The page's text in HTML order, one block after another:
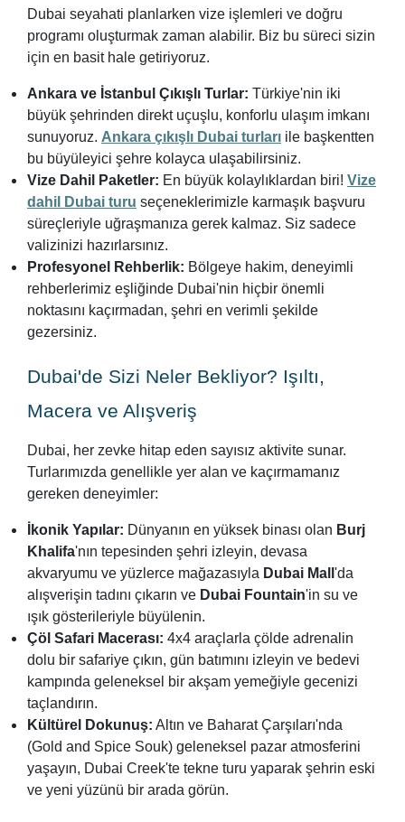
Dubai seyahati planlarken vize işlemleri ve doğru
programı oluşturmak zaman alabilir. Biz bu süreci sizin
için en basit hale getiriyoruz.
Ankara ve İstanbul Çıkışlı Turlar: Türkiye'nin iki
büyük şehrinden direkt uçuşlu, konforlu ulaşım imkanı
sunuyoruz. Ankara çıkışlı Dubai turları ile başkentten
bu büyüleyici şehre kolayca ulaşabilirsiniz.
Vize Dahil Paketler: En büyük kolaylıklardan biri! Vize
dahil Dubai turu seçeneklerimizle karmaşık başvuru
süreçleriyle uğraşmanıza gerek kalmaz. Siz sadece
valizinizi hazırlarsınız.
Profesyonel Rehberlik: Bölgeye hakim, deneyimli
rehberlerimiz eşliğinde Dubai'nin hiçbir önemli
noktasını kaçırmadan, şehri en verimli şekilde
gezersiniz.
Dubai'de Sizi Neler Bekliyor? Işıltı,
Macera ve Alışveriş
Dubai, her zevke hitap eden sayısız aktivite sunar.
Turlarımızda genellikle yer alan ve kaçırmamanız
gereken deneyimler:
İkonik Yapılar: Dünyanın en yüksek binası olan Burj
Khalifa'nın tepesinden şehri izleyin, devasa
akvaryumu ve yüzlerce mağazasıyla Dubai Mall 'da
alışverişin tadını çıkarın ve Dubai Fountain'in su ve
ışık gösterileriyle büyülenin.
Çöl Safari Macerası: 4x4 araçlarla çölde adrenalin
dolu bir safariye çıkın, gün batımını izleyin ve bedevi
kampında geleneksel bir akşam yemeğiyle gecenizi
taçlandırın.
Kültürel Dokunuş: Altın ve Baharat Çarşıları'nda
(Gold and Spice Souk) geleneksel pazar atmosferini
yaşayın, Dubai Creek'te tekne turu yaparak şehrin eski
ve yeni yüzünü bir arada görün.